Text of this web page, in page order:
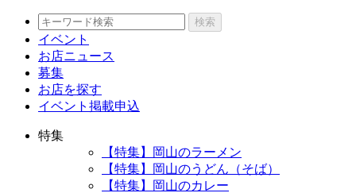
検索
イベント
お店ニュース
募集
お店を探す
イベント掲載申込
特集
【特集】岡山のラーメン
【特集】岡山のうどん（そば）
【特集】岡山のカレー